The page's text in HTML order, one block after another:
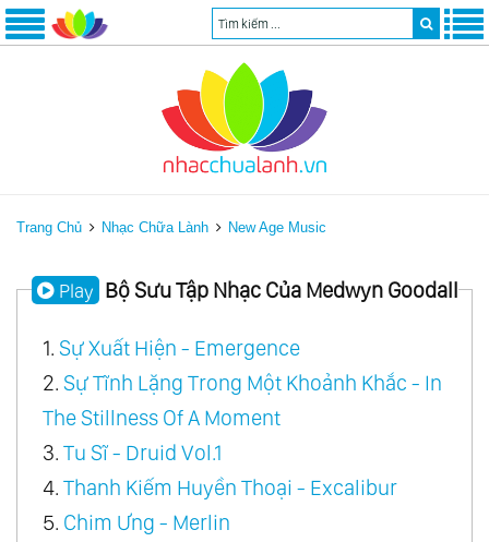
Trang Chủ Nhạc Chữa Lành New Age Music
Play Bộ Sưu Tập Nhạc Của Medwyn Goodall
1. Sự Xuất Hiện - Emergence
2. Sự Tĩnh Lặng Trong Một Khoảnh Khắc - In
The Stillness Of A Moment
3. Tu Sĩ - Druid Vol.1
4. Thanh Kiếm Huyền Thoại - Excalibur
5. Chim Ưng - Merlin